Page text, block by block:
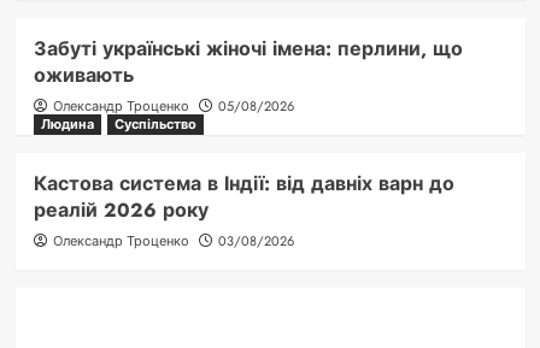
Забуті українські жіночі імена: перлини, що
оживають
Олександр Троценко
05/08/2026
Людина
Суспільство
Кастова система в Індії: від давніх варн до
реалій 2026 року
Олександр Троценко 03/08/2026